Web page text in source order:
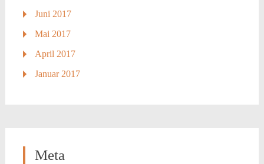
Juni 2017
Mai 2017
April 2017
Januar 2017
Meta